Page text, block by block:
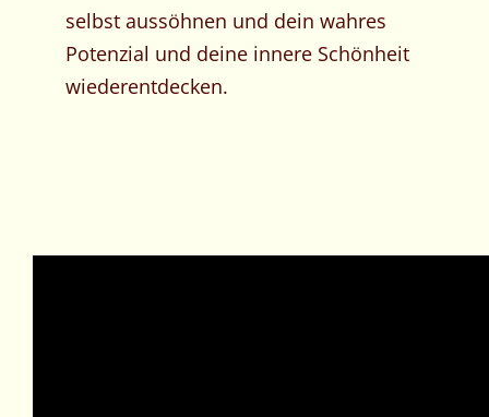
selbst aussöhnen und dein wahres
Potenzial und deine innere Schönheit
wiederentdecken.